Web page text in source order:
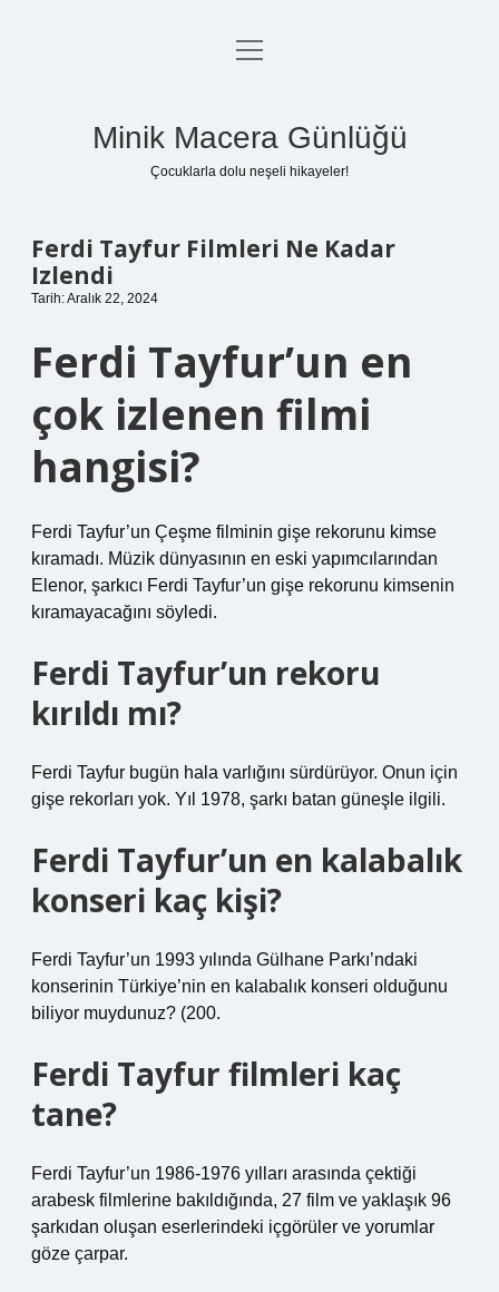
Anasayfa
menüyü
Minik Macera Günlüğü
Çocuklarla dolu neşeli hikayeler!
Ferdi Tayfur Filmleri Ne Kadar
Izlendi
Tarih: Aralık 22, 2024
Ferdi Tayfur’un en
çok izlenen filmi
hangisi?
Ferdi Tayfur’un Çeşme filminin gişe rekorunu kimse
kıramadı. Müzik dünyasının en eski yapımcılarından
Elenor, şarkıcı Ferdi Tayfur’un gişe rekorunu kimsenin
kıramayacağını söyledi.
Ferdi Tayfur’un rekoru
kırıldı mı?
Ferdi Tayfur bugün hala varlığını sürdürüyor. Onun için
gişe rekorları yok. Yıl 1978, şarkı batan güneşle ilgili.
Ferdi Tayfur’un en kalabalık
konseri kaç kişi?
Ferdi Tayfur’un 1993 yılında Gülhane Parkı’ndaki
konserinin Türkiye’nin en kalabalık konseri olduğunu
biliyor muydunuz? (200.
Ferdi Tayfur filmleri kaç
tane?
Ferdi Tayfur’un 1986-1976 yılları arasında çektiği
arabesk filmlerine bakıldığında, 27 film ve yaklaşık 96
şarkıdan oluşan eserlerindeki içgörüler ve yorumlar
göze çarpar.